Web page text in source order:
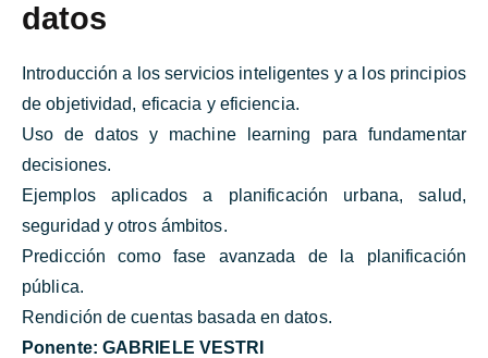
datos
Introducción a los servicios inteligentes y a los principios
de objetividad, eficacia y eficiencia.
Uso de datos y machine learning para fundamentar
decisiones.
Ejemplos aplicados a planificación urbana, salud,
seguridad y otros ámbitos.
Predicción como fase avanzada de la planificación
pública.
Rendición de cuentas basada en datos.
Ponente: GABRIELE VESTRI